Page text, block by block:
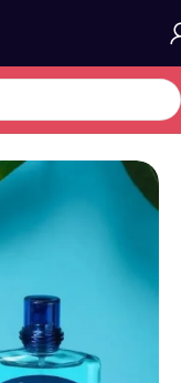
Edp 50 ml